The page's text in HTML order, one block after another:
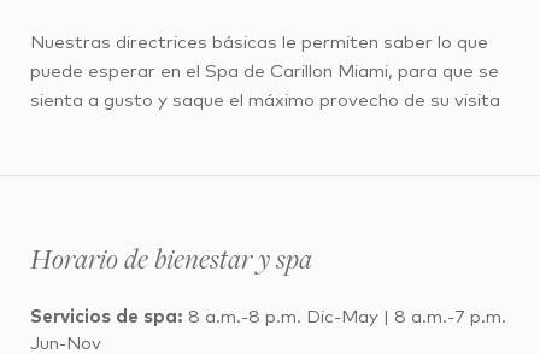
Nuestras directrices básicas le permiten saber lo que
puede esperar en el Spa de Carillon Miami, para que se
sienta a gusto y saque el máximo provecho de su visita
Horario de bienestar y spa
Servicios de spa: 8 a.m.-8 p.m. Dic-May | 8 a.m.-7 p.m.
Jun-Nov